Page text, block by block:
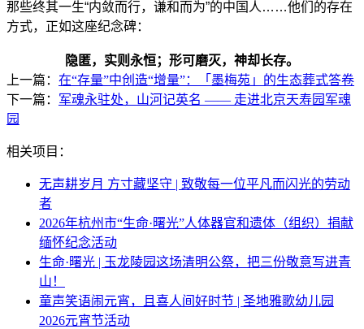
那些终其一生“内敛而行，谦和而为”的中国人……他们的存在
方式，正如这座纪念碑：
隐匿，实则永恒；形可磨灭，神却长存。
上一篇： 在“存量”中创造“增量”：「墨梅苑」的生态葬式答卷
下一篇： 军魂永驻处，山河记英名 —— 走进北京天寿园军魂
园
相关项目：
无声耕岁月 方寸藏坚守 | 致敬每一位平凡而闪光的劳动
者
2026年杭州市“生命·曙光”人体器官和遗体（组织）捐献
缅怀纪念活动
生命·曙光 | 玉龙陵园这场清明公祭，把三份敬意写进青
山！
童声笑语闹元宵，且喜人间好时节 | 圣地雅歌幼儿园
2026元宵节活动